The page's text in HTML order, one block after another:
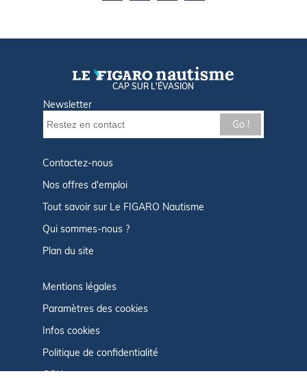
CAP SUR L'ÉVASION
Newsletter
Go !
Contactez-nous
Nos offres d'emploi
Tout savoir sur Le FIGARO Nautisme
Qui sommes-nous ?
Plan du site
Mentions légales
Paramètres des cookies
Infos cookies
Politique de confidentialité
CGU